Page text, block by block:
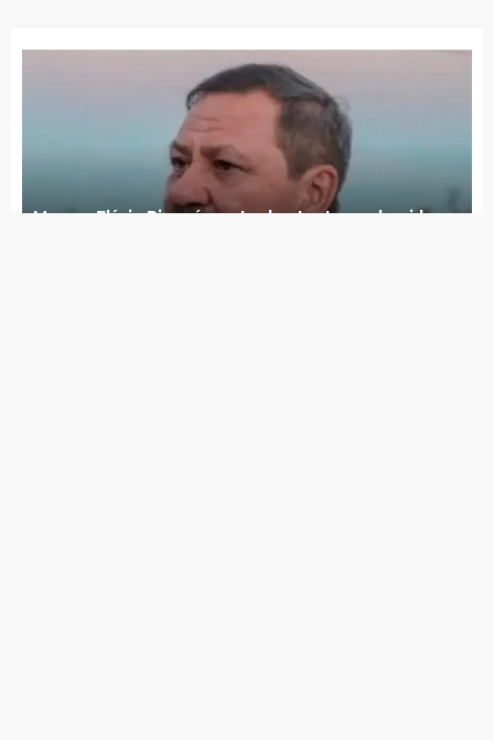
FENAP 2026 é lançada com presença de
empresários, empreendedores e parceiros